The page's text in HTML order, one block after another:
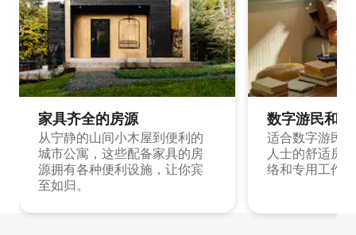
家具齐全的房源
从宁静的山间小木屋到便利的
城市公寓，这些配备家具的房
源拥有各种便利设施，让你宾
至如归。
数字游民和
适合数字游民
人士的舒适房
络和专用工作